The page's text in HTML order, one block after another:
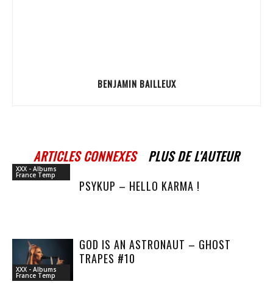
BENJAMIN BAILLEUX
ARTICLES CONNEXES PLUS DE L'AUTEUR
XXX - Albums
France Temp
PSYKUP – HELLO KARMA !
XXX - Albums
France Temp
GOD IS AN ASTRONAUT – GHOST
TRAPES #10